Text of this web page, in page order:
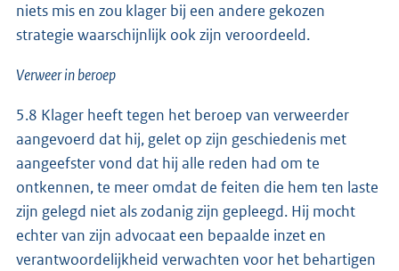
niets mis en zou klager bij een andere gekozen
strategie waarschijnlijk ook zijn veroordeeld.
Verweer in beroep
5.8 Klager heeft tegen het beroep van verweerder
aangevoerd dat hij, gelet op zijn geschiedenis met
aangeefster vond dat hij alle reden had om te
ontkennen, te meer omdat de feiten die hem ten laste
zijn gelegd niet als zodanig zijn gepleegd. Hij mocht
echter van zijn advocaat een bepaalde inzet en
verantwoordelijkheid verwachten voor het behartigen